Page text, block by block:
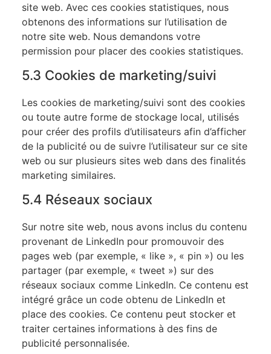
site web. Avec ces cookies statistiques, nous
obtenons des informations sur l’utilisation de
notre site web. Nous demandons votre
permission pour placer des cookies statistiques.
5.3 Cookies de marketing/suivi
Les cookies de marketing/suivi sont des cookies
ou toute autre forme de stockage local, utilisés
pour créer des profils d’utilisateurs afin d’afficher
de la publicité ou de suivre l’utilisateur sur ce site
web ou sur plusieurs sites web dans des finalités
marketing similaires.
5.4 Réseaux sociaux
Sur notre site web, nous avons inclus du contenu
provenant de LinkedIn pour promouvoir des
pages web (par exemple, « like », « pin ») ou les
partager (par exemple, « tweet ») sur des
réseaux sociaux comme LinkedIn. Ce contenu est
intégré grâce un code obtenu de LinkedIn et
place des cookies. Ce contenu peut stocker et
traiter certaines informations à des fins de
publicité personnalisée.